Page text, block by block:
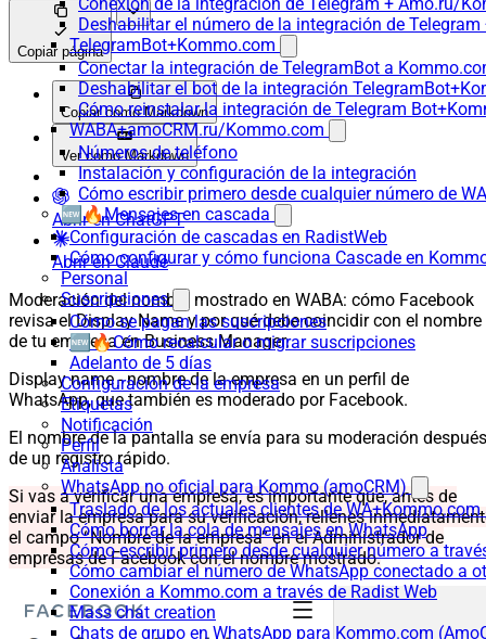
Deshabilitar el número de la integración de
TelegramBot+Kommo.com
Conectar la integración de TelegramBot a
Deshabilitar el bot de la integración
Cómo reinstalar la integración de Telegram
WABA+amoCRM.ru/Kommo.com
Números de teléfono
Instalación y configuración de la integración
Cómo escribir primero desde cualquier número de
🆕🔥Mensajes en cascada
Configuración de cascadas en RadistWeb
Cómo configurar y cómo funciona Cascade en
Personal
Suscripciones
Cómo se pagan las suscripciones
🆕🔥Cómo recalcular o migrar suscripciones
Adelanto de 5 días
Configuración de la empresa
Etiquetas
Notificación
Perfil
Analista
WhatsApp no oficial para Kommo (amoCRM)
Traslado de los actuales clientes de
Cómo borrar la cola de mensajes en WhatsApp
Cómo escribir primero desde cualquier número a
Cómo cambiar el número de WhatsApp conectado a
Conexión a Kommo.com a través de Radist Web
Mass chat creation
Chats de grupo en WhatsApp para Kommo.com
Copiar página
Copiar como Markdown
Ver como Markdown
Abrir en ChatGPT
Abrir en Claude
Moderación del nombre mostrado en WABA: cómo Facebook
revisa el Display Name y por qué debe coincidir con el nombre
de tu empresa en Business Manager.
Display name - nombre de la empresa en un perfil de
WhatsApp, que también es moderado por Facebook.
El nombre de la pantalla se envía para su moderación después
de un registro rápido.
Si vas a verificar una empresa, es importante que, antes de
enviar la empresa para su verificación, rellenes
el campo “Nombre de la empresa” en el Administrador de
empresas de Facebook con el nombre mostrado.